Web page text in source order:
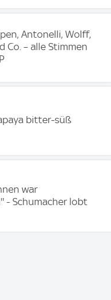
Antonelli, Wolff,
Co. – alle Stimmen
bitter-süß
war
- Schumacher lobt